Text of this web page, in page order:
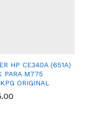
HP CE340A (651A)
PARA M775
ORIGINAL